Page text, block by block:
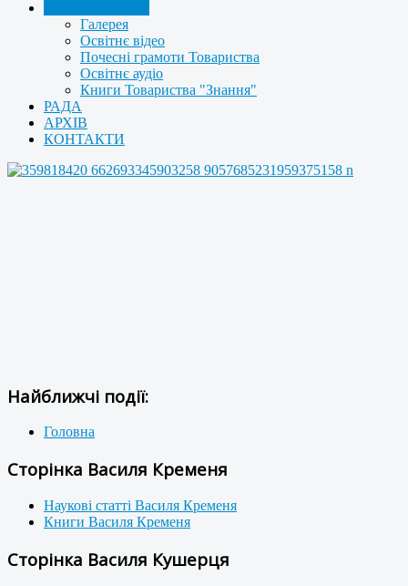
Галерея
Освітнє відео
Почесні грамоти Товариства
Освітнє аудіо
Книги Товариства "Знання"
РАДА
АРХІВ
КОНТАКТИ
Найближчі події:
Головна
Сторінка Василя Кременя
Наукові статті Василя Кременя
Книги Василя Кременя
Сторінка Василя Кушерця